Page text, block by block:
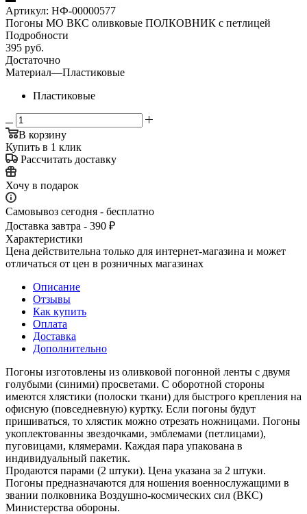
Артикул: НФ-00000577
Погоны МО ВКС оливковые ПОЛКОВНИК с петлицей
Подробности
395 руб.
Достаточно
Материал—Пластиковые
Пластиковые
В корзину
Купить в 1 клик
Рассчитать доставку
Хочу в подарок
Самовывоз сегодня - бесплатно
Доставка завтра - 390 ₽
Характеристики
Цена действительна только для интернет-магазина и может
отличаться от цен в розничных магазинах
Описание
Отзывы
Как купить
Оплата
Доставка
Дополнительно
Погоны изготовлены из оливковой погонной ленты с двумя
голубыми (синими) просветами. С оборотной стороны
имеются хлястики (полоски ткани) для быстрого крепления на
офисную (повседневную) куртку. Если погоны будут
пришиваться, то хлястик можно отрезать ножницами. Погоны
укоплектованны звездочками, эмблемами (петлицами),
пуговицами, клямерами. Каждая пара упакована в
индивидуальный пакетик.
Продаются парами (2 штуки). Цена указана за 2 штуки.
Погоны предназначаются для ношения военнослужащими в
звании полковника Воздушно-космических сил (ВКС)
Министерства обороны.